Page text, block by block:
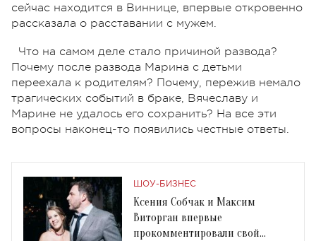
сейчас находится в Виннице, впервые откровенно
рассказала о расставании с мужем.
Что на самом деле стало причиной развода?
Почему после развода Марина с детьми
переехала к родителям? Почему, пережив немало
трагических событий в браке, Вячеславу и
Марине не удалось его сохранить? На все эти
вопросы наконец-то появились честные ответы.
ШОУ-БИЗНЕС
Ксения Собчак и Максим
Виторган впервые
прокомментировали свой